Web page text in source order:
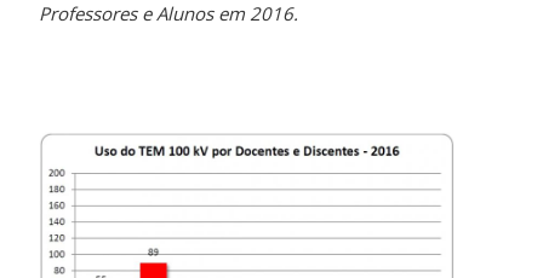
Professores e Alunos em 2016.